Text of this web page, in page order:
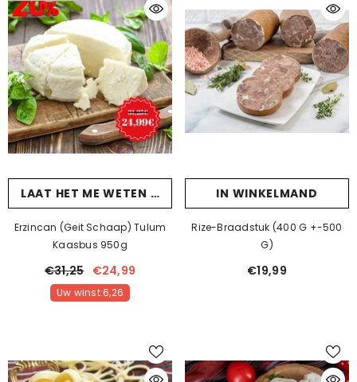
LAAT HET ME WETEN ALS JE AANKOMT
Erzincan (Geit Schaap) Tulum
Kaasbus 950g
€31,25 €24,99
Uw winst:6,26
IN WINKELMAND
Rize-Braadstuk (400 G +-500
G)
€19,99